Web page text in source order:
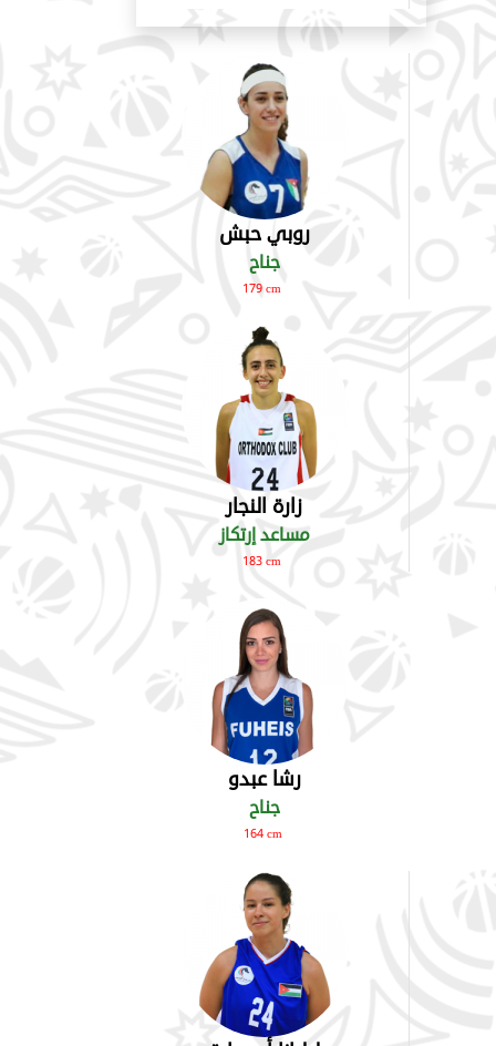
روبي حبش
جناح
179 cm
زارة النجار
مساعد إرتكاز
183 cm
رشا عبدو
جناح
164 cm